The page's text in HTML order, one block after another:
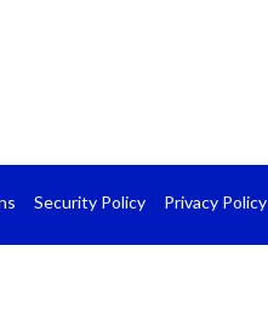
Security Policy Privacy Policy